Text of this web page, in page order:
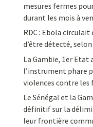
mesures fermes
durant les mois à
RDC : Ebola
d’être détecté,
La Gambie, 1er
l’instrument phare
violences contre les
Le Sénégal et la
définitif sur la
leur frontière